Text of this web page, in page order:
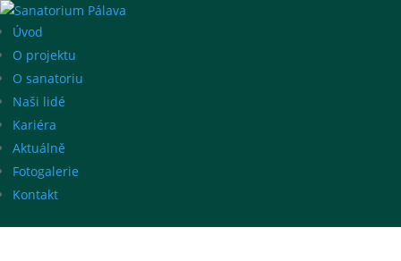
Úvod
O projektu
O sanatoriu
Naši lidé
Kariéra
Aktuálně
Fotogalerie
Kontakt